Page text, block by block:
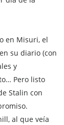
en Misuri, el
su diario (con
y
Pero listo
Stalin con
al que veía